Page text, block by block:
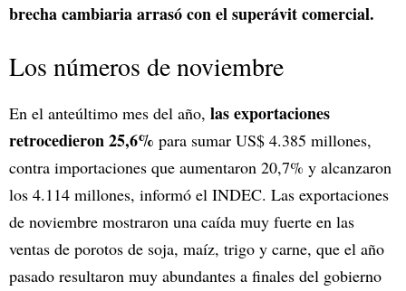
brecha cambiaria arrasó con el superávit comercial.
Los números de noviembre
En el anteúltimo mes del año, las exportaciones
retrocedieron 25,6% para sumar US$ 4.385 millones,
contra importaciones que aumentaron 20,7% y alcanzaron
los 4.114 millones, informó el INDEC. Las exportaciones
de noviembre mostraron una caída muy fuerte en las
ventas de porotos de soja, maíz, trigo y carne, que el año
pasado resultaron muy abundantes a finales del gobierno